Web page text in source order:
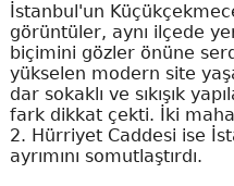
İstanbul'un
görüntüler, aynı ilçede
biçimini gözler önüne
yükselen modern site
dar sokaklı ve sıkışık
fark dikkat çekti. İki
2. Hürriyet Caddesi ise
ayrımını somutlaştırdı.